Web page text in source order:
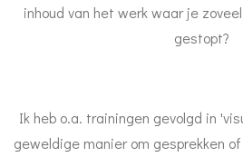
inhoud van het werk waar je
gestopt?
Ik heb o.a. trainingen gevolgd in
geweldige manier om gesprekken